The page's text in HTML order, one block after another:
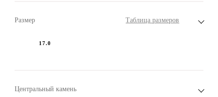
Размер Таблица размеров
17.0
Центральный камень